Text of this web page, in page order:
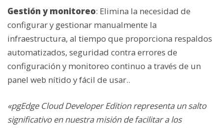
Gestión y monitoreo: Elimina la necesidad de
configurar y gestionar manualmente la
infraestructura, al tiempo que proporciona respaldos
automatizados, seguridad contra errores de
configuración y monitoreo continuo a través de un
panel web nítido y fácil de usar..
«pgEdge Cloud Developer Edition representa un salto
significativo en nuestra misión de facilitar a los